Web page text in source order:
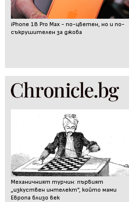
iPhone 18 Pro Max - по-цветен, но и по-
съкрушителен за джоба
Механичният турчин: първият
„изкуствен интелект“, който мами
Европа близо век